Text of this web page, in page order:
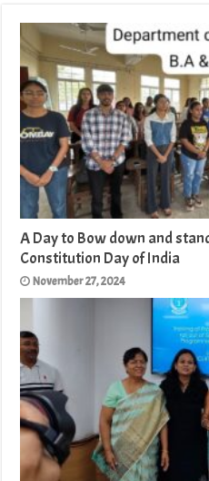
A Day to Bow down and
Constitution Day of India
November 27, 2024